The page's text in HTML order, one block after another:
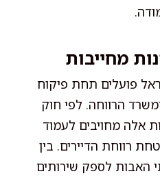
מחייבות
פועלים תחת פיקוח
הרווחה. לפי חוק
אלה מחויבים לעמוד
רווחת הדיירים. בין
האבות לספק שירותים